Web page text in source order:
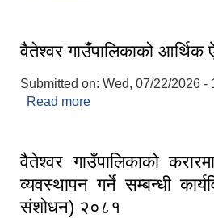
वैतेश्वर गाउँपालिकाको
Submitted on: Wed, 07/22/2026 -
Read more
वैतेश्वर गाउँपालिकाको
व्यवस्थापन गर्ने सम्बन्धी
संशोधन) २०८१